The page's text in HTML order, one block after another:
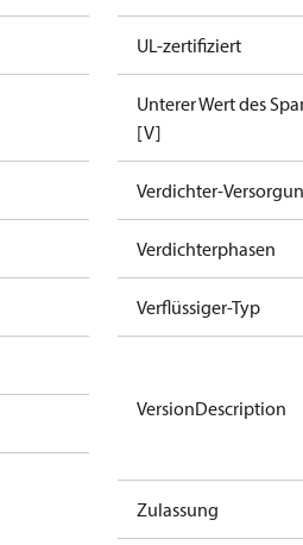
UL-zertifiziert
Unterer Wert des
[V]
Verdichter-
Verdichterphasen
Verflüssiger-Typ
VersionDescription
Zulassung